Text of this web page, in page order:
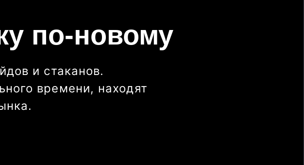
по-новому
и стаканов.
времени, находят